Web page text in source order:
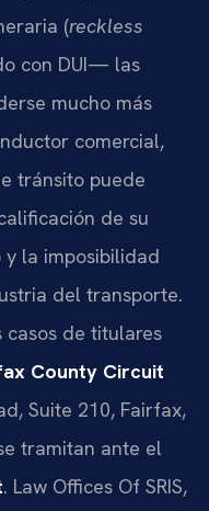
(reckless
con DUI— las
mucho más
comercial,
tránsito puede
de su
y la imposibilidad
del transporte.
casos de titulares
County Circuit
Suite 210, Fairfax,
tramitan ante el
. Law Offices Of SRIS,